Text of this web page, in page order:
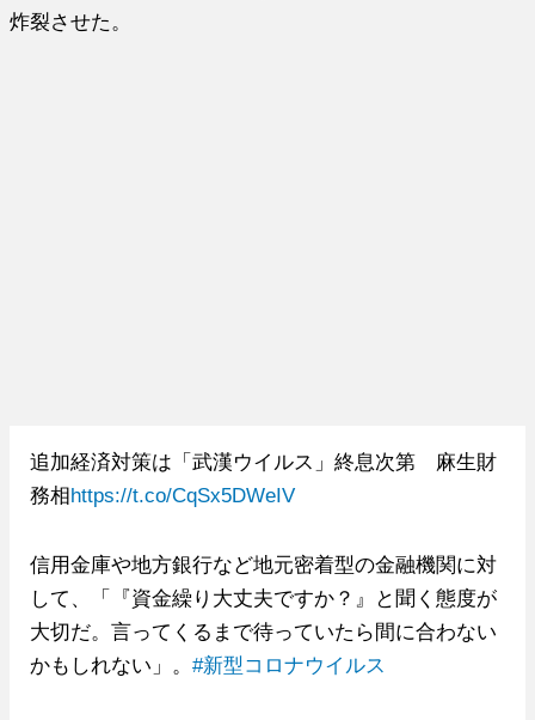
炸裂させた。
追加経済対策は「武漢ウイルス」終息次第 麻生財
務相 https://t.co/CqSx5DWeIV
信用金庫や地方銀行など地元密着型の金融機関に対
して、「『資金繰り大丈夫ですか？』と聞く態度が
大切だ。言ってくるまで待っていたら間に合わない
かもしれない」。 #新型コロナウイルス